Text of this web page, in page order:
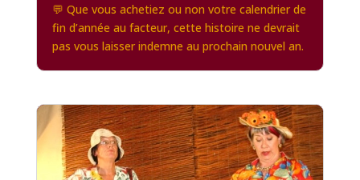
💬 Que vous achetiez ou non votre calendrier de
fin d’année au facteur, cette histoire ne devrait
pas vous laisser indemne au prochain nouvel an.